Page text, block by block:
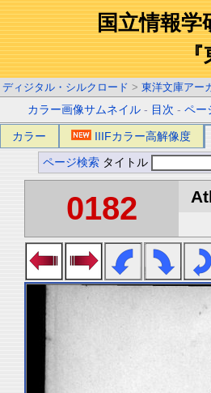
国立情報学
『
ディジタル・シルクロード > 東洋文庫アー
カラー画像サムネイル - 目次 -ペー
カラー IIIFカラー高解像度
ページ検索 タイトル
0182